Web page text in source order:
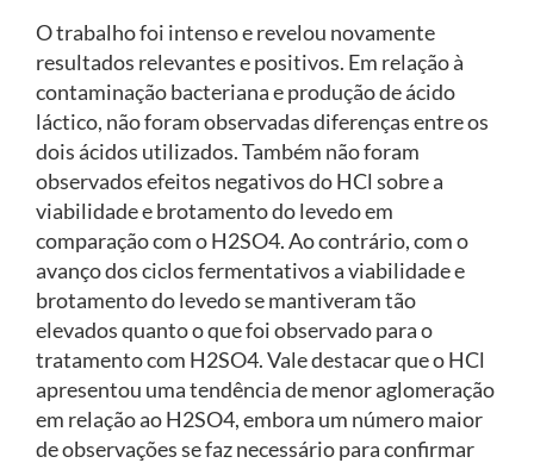
O trabalho foi intenso e revelou novamente
resultados relevantes e positivos. Em relação à
contaminação bacteriana e produção de ácido
láctico, não foram observadas diferenças entre os
dois ácidos utilizados. Também não foram
observados efeitos negativos do HCl sobre a
viabilidade e brotamento do levedo em
comparação com o H2SO4. Ao contrário, com o
avanço dos ciclos fermentativos a viabilidade e
brotamento do levedo se mantiveram tão
elevados quanto o que foi observado para o
tratamento com H2SO4. Vale destacar que o HCl
apresentou uma tendência de menor aglomeração
em relação ao H2SO4, embora um número maior
de observações se faz necessário para confirmar